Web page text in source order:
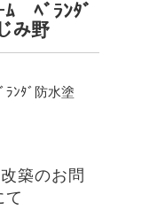
ﾑ ﾍﾞﾗﾝﾀﾞ
み野
築のお問
て